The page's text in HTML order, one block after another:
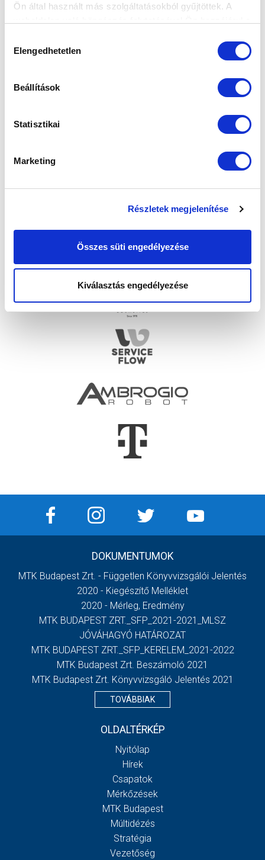
Ön által használt más szolgáltatásokból gyűjtöttek. A
kiválasztása
Elengedhetetlen
Beállítások
Statisztikai
Marketing
Részletek megjelenítése
Összes süti engedélyezése
Kiválasztás engedélyezése
DOKUMENTUMOK
MTK Budapest Zrt. - Független Könyvvizsgálói Jelentés
2020 - Kiegészítő Melléklet
2020 - Mérleg, Eredmény
MTK BUDAPEST ZRT._SFP_2021-2021_MLSZ
JÓVÁHAGYÓ HATÁROZAT
MTK BUDAPEST ZRT._SFP_KERELEM_2021-2022
MTK Budapest Zrt. Beszámoló 2021
MTK Budapest Zrt. Könyvvizsgáló Jelentés 2021
TOVÁBBIAK
OLDALTÉRKÉP
Nyitólap
Hírek
Csapatok
Mérkőzések
MTK Budapest
Múltidézés
Stratégia
Vezetőség